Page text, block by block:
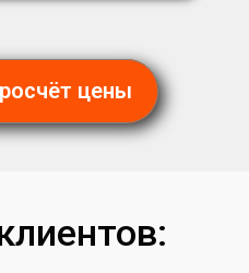
цены